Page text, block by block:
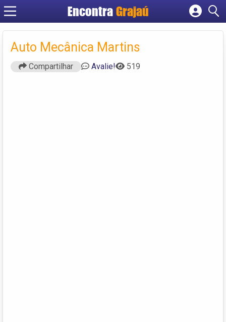
Encontra Grajaú
Cadastrar empresa
Criar conta
Auto Mecânica Martins
Compartilhar Avalie! 519